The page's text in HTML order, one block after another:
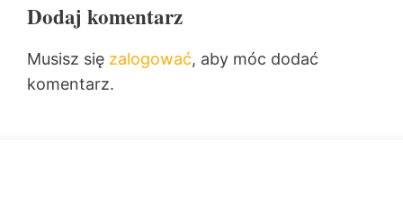
Dodaj komentarz
Musisz się zalogować, aby móc dodać
komentarz.